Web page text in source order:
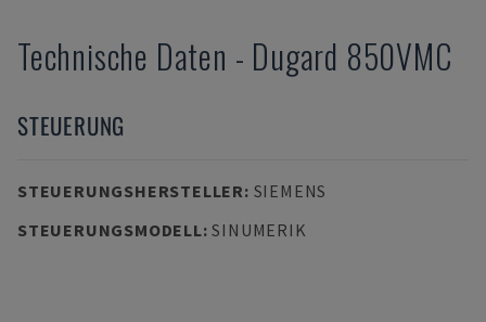
Technische Daten - Dugard 850VMC
STEUERUNG
STEUERUNGSHERSTELLER: SIEMENS
STEUERUNGSMODELL:SINUMERIK